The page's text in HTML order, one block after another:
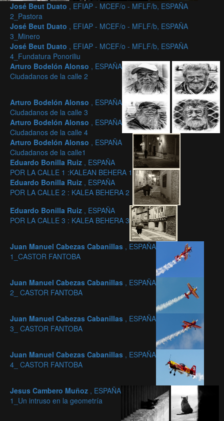
José Beut Duato , EFIAP - MCEF/o - MFLF/b, ESPAÑA
2_Pastora
José Beut Duato , EFIAP - MCEF/o - MFLF/b, ESPAÑA
3_Minero
José Beut Duato , EFIAP - MCEF/o - MFLF/b, ESPAÑA
4_Fundatura Ponoriliu
Arturo Bodelón Alonso , ESPAÑA
Ciudadanos de la calle 2
Arturo Bodelón Alonso , ESPAÑA
Ciudadanos de la calle 3
Arturo Bodelón Alonso , ESPAÑA
Ciudadanos de la calle 4
Arturo Bodelón Alonso , ESPAÑA
Ciudadanos de la calle1
Eduardo Bonilla Ruiz , ESPAÑA
POR LA CALLE 1 :KALEAN BEHERA 1
Eduardo Bonilla Ruiz , ESPAÑA
POR LA CALLE 2 : KALEA BEHERA 2
Eduardo Bonilla Ruiz , ESPAÑA
POR LA CALLE 3 : KALEA BEHERA 3
Juan Manuel Cabezas Cabanillas , ESPAÑA
1_CASTOR FANTOBA
Juan Manuel Cabezas Cabanillas , ESPAÑA
2_ CASTOR FANTOBA
Juan Manuel Cabezas Cabanillas , ESPAÑA
3_ CASTOR FANTOBA
Juan Manuel Cabezas Cabanillas , ESPAÑA
4_ CASTOR FANTOBA
Jesus Cambero Muñoz , ESPAÑA
1_Un intruso en la geometría